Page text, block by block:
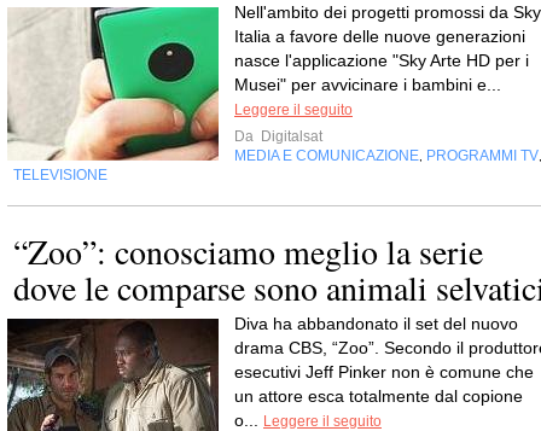
Nell'ambito dei progetti promossi da Sky
Italia a favore delle nuove generazioni
nasce l'applicazione "Sky Arte HD per i
Musei" per avvicinare i bambini e...
Leggere il seguito
Da Digitalsat
MEDIA E COMUNICAZIONE PROGRAMMI TV
TELEVISIONE
“Zoo”: conosciamo meglio la serie
dove le comparse sono animali
Diva ha abbandonato il set del nuovo
drama CBS, “Zoo”. Secondo il
esecutivi Jeff Pinker non è comune che
un attore esca totalmente dal copione
o...
Leggere il seguito